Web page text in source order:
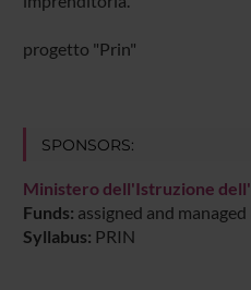
progetto "Prin"
SPONSORS:
Ministero dell'Istruzione
Funds: assigned and
Syllabus: PRIN